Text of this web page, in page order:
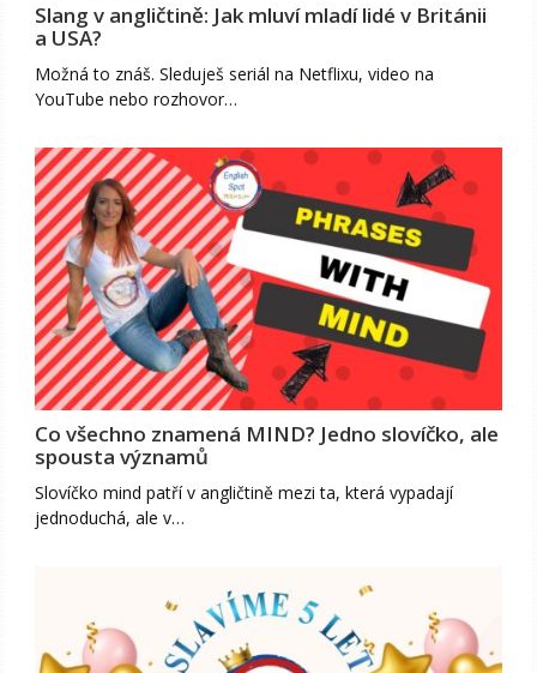
Slang v angličtině: Jak mluví mladí lidé v Británii
a USA?
Možná to znáš. Sleduješ seriál na Netflixu, video na
YouTube nebo rozhovor…
Co všechno znamená MIND? Jedno slovíčko, ale
spousta významů
Slovíčko mind patří v angličtině mezi ta, která vypadají
jednoduchá, ale v…